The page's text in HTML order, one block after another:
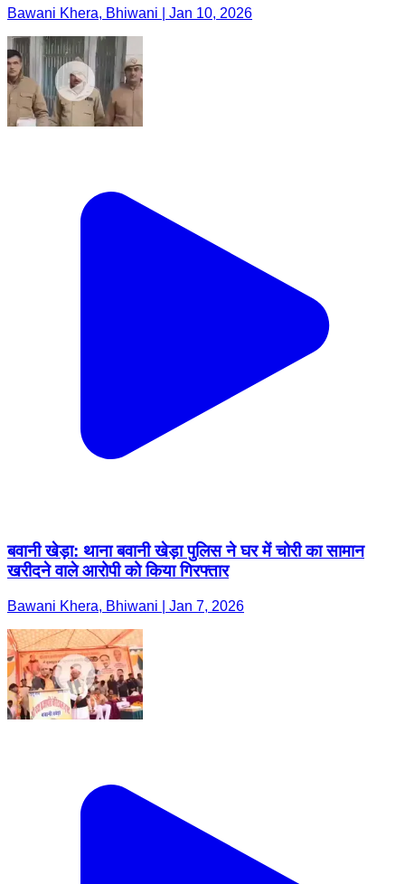
Bawani Khera, Bhiwani | Jan 10, 2026
बवानी खेड़ा: थाना बवानी खेड़ा पुलिस ने घर में चोरी का सामान
खरीदने वाले आरोपी को किया गिरफ्तार
Bawani Khera, Bhiwani | Jan 7, 2026